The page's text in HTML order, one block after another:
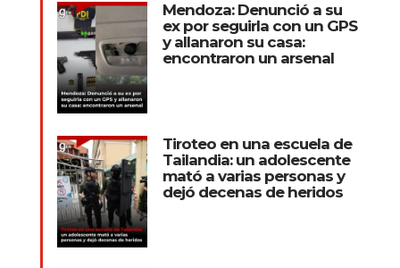
Mendoza: Denunció a su
ex por seguirla con un GPS
y allanaron su casa:
encontraron un arsenal
Tiroteo en una escuela de
Tailandia: un adolescente
mató a varias personas y
dejó decenas de heridos